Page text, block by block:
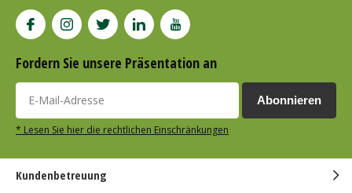
Fordern Sie unsere Präsentation an
Abonnieren
* Lesen Sie hier die rechtlichen Einschränkungen
Kundenbetreuung